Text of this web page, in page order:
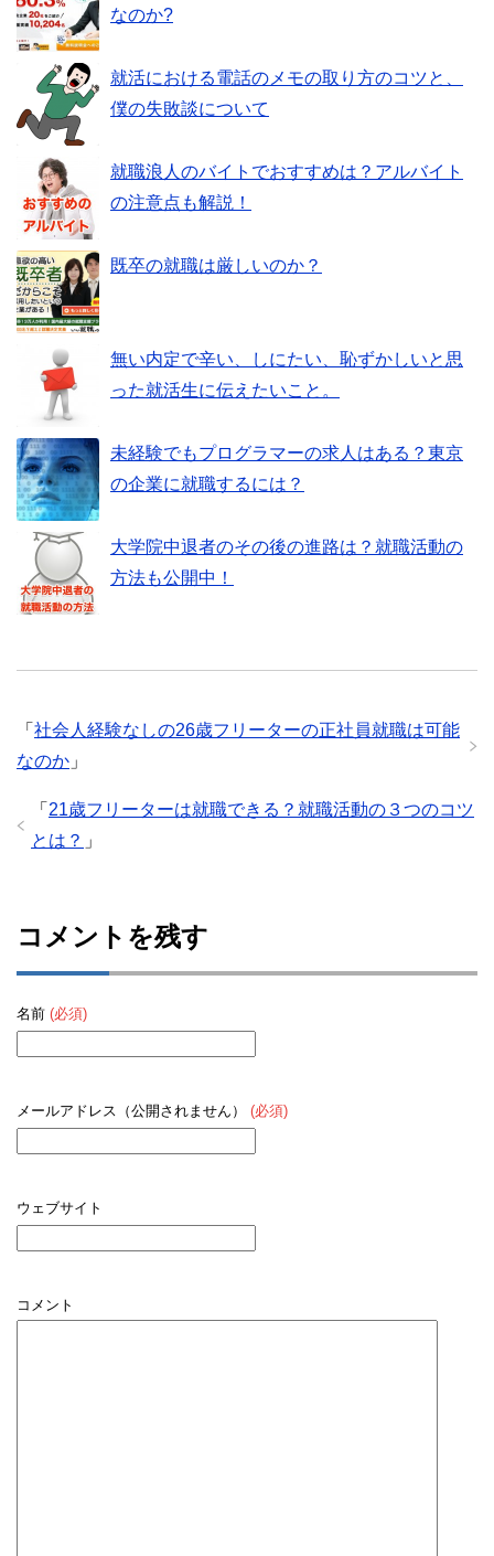
なのか?
就活における電話のメモの取り方のコツと、
僕の失敗談について
就職浪人のバイトでおすすめは？アルバイト
の注意点も解説！
既卒の就職は厳しいのか？
無い内定で辛い、しにたい、恥ずかしいと思
った就活生に伝えたいこと。
未経験でもプログラマーの求人はある？東京
の企業に就職するには？
大学院中退者のその後の進路は？就職活動の
方法も公開中！
「 社会人経験なしの26歳フリーターの正社員就職は可能
なのか 」
「 21歳フリーターは就職できる？就職活動の３つのコツ
とは？ 」
コメントを残す
名前 (必須)
メールアドレス（公開されません） (必須)
ウェブサイト
コメント